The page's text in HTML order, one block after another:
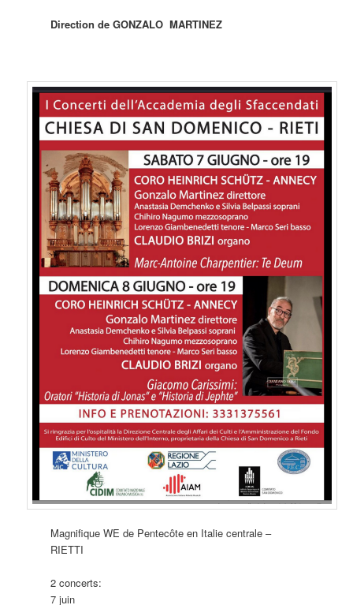
Direction de GONZALO MARTINEZ
Magnifique WE de Pentecôte en Italie centrale –
RIETTI
2 concerts:
7 juin